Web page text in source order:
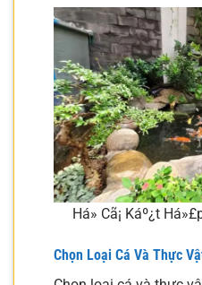
Há» Cã¡ Káº¿t
Chọn Loại Cá Và Thực